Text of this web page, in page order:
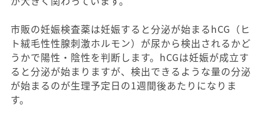
市販の妊娠検査薬は妊娠すると分泌が始まるhCG（ヒ
ト絨毛性性腺刺激ホルモン）が尿から検出されるかど
うかで陽性・陰性を判断します。hCGは妊娠が成立す
ると分泌が始まりますが、検出できるような量の分泌
が始まるのが生理予定日の1週間後あたりになりま
す。